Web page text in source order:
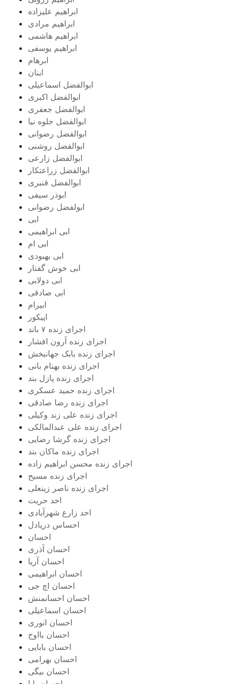
ابراهیم علیزاده
ابراهیم مرادی
ابراهیم هاشمی
ابراهیم یوسفی
ابرهام
ابنان
ابوالفضل اسماعیلی
ابوالفضل اکبری
ابوالفضل جعفری
ابوالفضل جلوه نیا
ابوالفضل رضوانی
ابوالفضل روشنی
ابوالفضل زارعی
ابوالفضل زراعتکار
ابوالفضل قنبری
ابوذر سیفی
ابولفضل رضوانی
ابی
ابی ابراهیمی
ابی ام
ابی بهبودی
ابی خوش گفتار
ابی دولابی
ابی صادقی
ابیرام
اپیکور
اجرای زنده ۷ باند
اجرای زنده آرون افشار
اجرای زنده بابک جهانبخش
اجرای زنده بهنام بانی
اجرای زنده پازل بند
اجرای زنده حمید عسکری
اجرای زنده رضا صادقی
اجرای زنده علی زند وکیلی
اجرای زنده علی عبدالمالکی
اجرای زنده گرشا رضایی
اجرای زنده ماکان بند
اجرای زنده محسن ابراهیم زاده
اجرای زنده مسیح
اجرای زنده ناصر زینعلی
احد حریت
احد زارع شهرآبادی
احساس دریادل
احسان
احسان آذری
احسان آریا
احسان ابراهیمی
احسان اچ جی
احسان احسانمنش
احسان اسماعیلی
احسان انوری
احسان بااوج
احسان بابایی
احسان بهرامی
احسان بیگی